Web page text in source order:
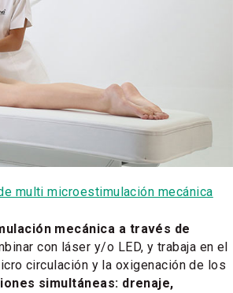
multi microestimulación mecánica
mecánica a través de
con láser y/o LED, y trabaja en el
circulación y la oxigenación de los
simultáneas: drenaje,